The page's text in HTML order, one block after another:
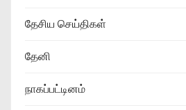
தேசிய செய்திகள்
தேனி
நாகப்பட்டினம்